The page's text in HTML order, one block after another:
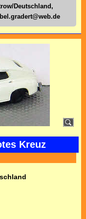
Deutschland,
Kreuz